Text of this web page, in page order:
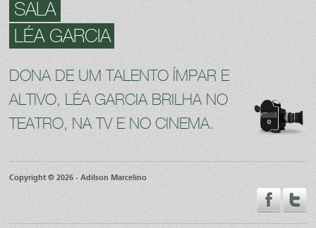
SALA
LÉA GARCIA
DONA DE UM TALENTO ÍMPAR E
ALTIVO, LÉA GARCIA BRILHA NO
TEATRO, NA TV E NO CINEMA.
Copyright © 2026 - Adilson Marcelino